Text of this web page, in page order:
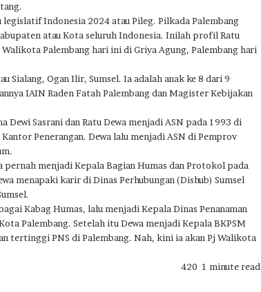
Indonesia 2024 atau Pileg. Pilkada Palembang
atau Kota seluruh Indonesia. Inilah profil Ratu
Palembang hari ini di Griya Agung, Palembang hari
Sialang, Ogan Ilir, Sumsel. Ia adalah anak ke 8 dari 9
IAIN Raden Fatah Palembang dan Magister Kebijakan
Sasrani dan Ratu Dewa menjadi ASN pada 1993 di
Penerangan. Dewa lalu menjadi ASN di Pemprov
menjadi Kepala Bagian Humas dan Protokol pada
menapaki karir di Dinas Perhubungan (Dishub) Sumsel
Kabag Humas, lalu menjadi Kepala Dinas Penanaman
Palembang. Setelah itu Dewa menjadi Kepala BKPSM
tertinggi PNS di Palembang. Nah, kini ia akan Pj Walikota
420 1 minute read